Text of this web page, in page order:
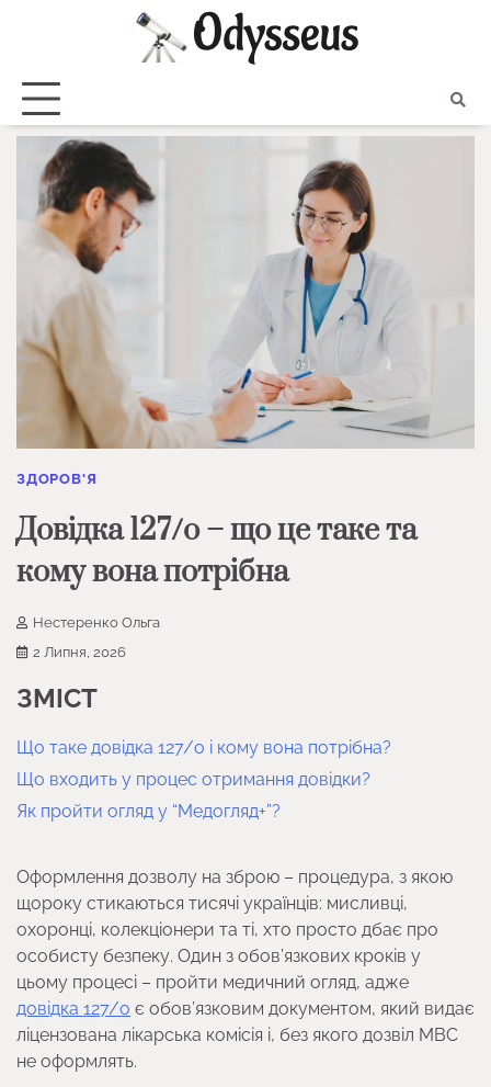
ЗДОРОВ'Я
Довідка 127/о – що це таке та
кому вона потрібна
Нестеренко Ольга
2 Липня, 2026
ЗМІСТ
Що таке довідка 127/о і кому вона потрібна?
Що входить у процес отримання довідки?
Як пройти огляд у “Медогляд+”?
Оформлення дозволу на зброю – процедура, з якою
щороку стикаються тисячі українців: мисливці,
охоронці, колекціонери та ті, хто просто дбає про
особисту безпеку. Один з обов’язкових кроків у
цьому процесі – пройти медичний огляд, адже
довідка 127/о є обов’язковим документом, який видає
ліцензована лікарська комісія і, без якого дозвіл МВС
не оформлять.